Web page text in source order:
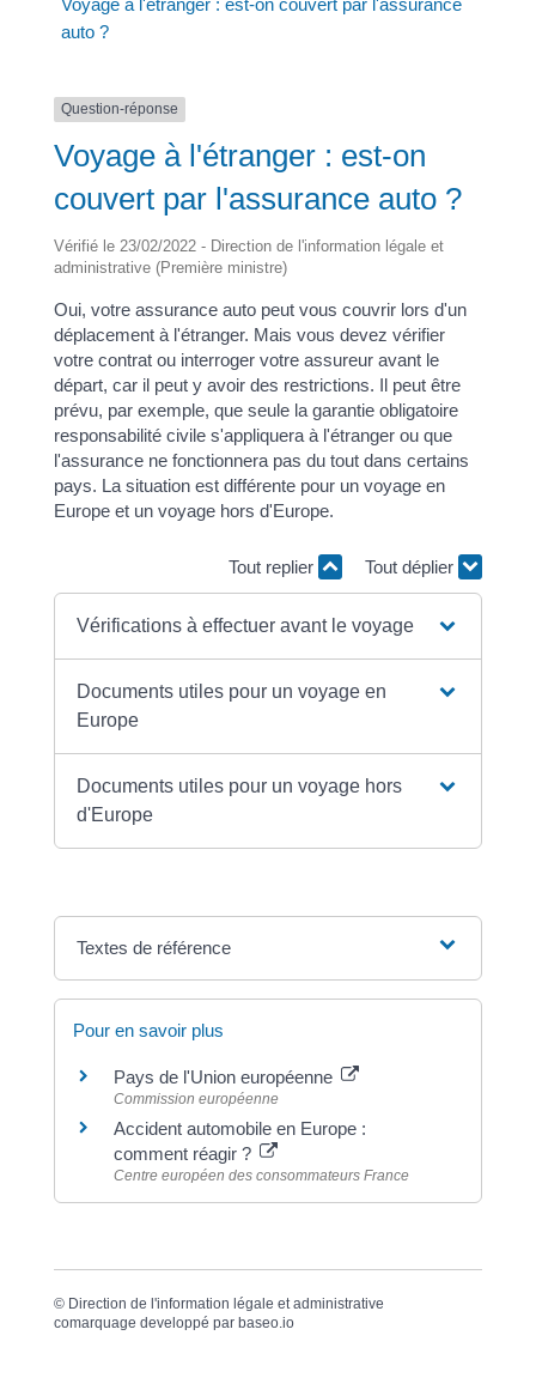
Voyage à l'étranger : est-on couvert par l'assurance
auto ?
Question-réponse
Voyage à l'étranger : est-on
couvert par l'assurance auto ?
Vérifié le 23/02/2022 - Direction de l'information légale et
administrative (Première ministre)
Oui, votre assurance auto peut vous couvrir lors d'un
déplacement à l'étranger. Mais vous devez vérifier
votre contrat ou interroger votre assureur avant le
départ, car il peut y avoir des restrictions. Il peut être
prévu, par exemple, que seule la garantie obligatoire
responsabilité civile s'appliquera à l'étranger ou que
l'assurance ne fonctionnera pas du tout dans certains
pays. La situation est différente pour un voyage en
Europe et un voyage hors d'Europe.
Tout replier Tout déplier
Vérifications à effectuer avant le voyage
Documents utiles pour un voyage en
Europe
Documents utiles pour un voyage hors
d'Europe
Textes de référence
Pour en savoir plus
Pays de l'Union européenne
Commission européenne
Accident automobile en Europe :
comment réagir ?
Centre européen des consommateurs France
© Direction de l'information légale et administrative
comarquage developpé par baseo.io